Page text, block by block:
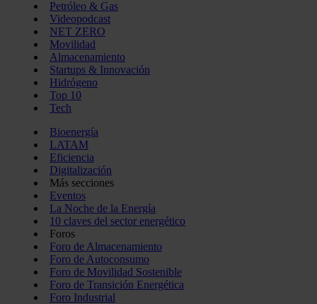
Petróleo & Gas
Videopodcast
NET ZERO
Movilidad
Almacenamiento
Startups & Innovación
Hidrógeno
Top 10
Tech
Bioenergía
LATAM
Eficiencia
Digitalización
Más secciones
Eventos
La Noche de la Energía
10 claves del sector energético
Foros
Foro de Almacenamiento
Foro de Autoconsumo
Foro de Movilidad Sostenible
Foro de Transición Energética
Foro Industrial